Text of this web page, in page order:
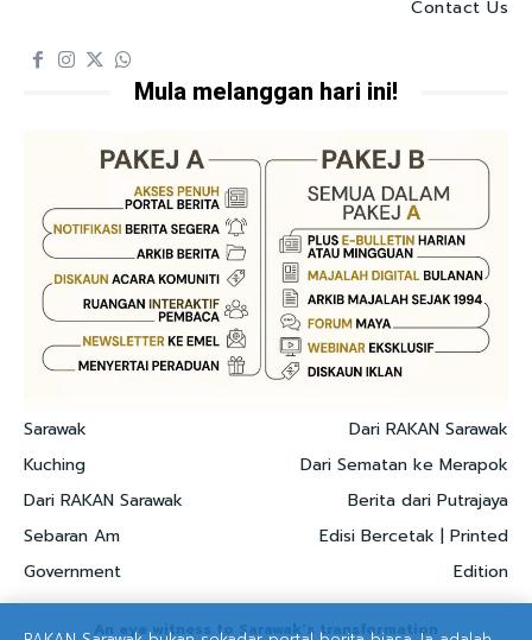
Contact Us
Mula melanggan hari ini!
Sarawak
Kuching
Dari RAKAN Sarawak
Sebaran Am
Government
Dari RAKAN Sarawak
Dari Sematan ke Merapok
Berita dari Putrajaya
Edisi Bercetak | Printed
Edition
An eye witness to Sarawak's transformation